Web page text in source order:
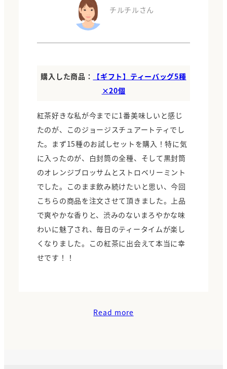
チルチルさん
購入した商品：
【ギフト】ティーバッグ5種
×20個
紅茶好きな私が今までに1番美味しいと感じ
たのが、このジョージスチュアートティでし
た。まず15種のお試しセットを購入！特に気
に入ったのが、白封筒の全種、そして黒封筒
のオレンジブロッサムとストロベリーミント
でした。このまま飲み続けたいと思い、今回
こちらの商品を注文させて頂きました。上品
で爽やかな香りと、渋みのないまろやかな味
わいに魅了され、毎日のティータイムが楽し
くなりました。この紅茶に出会えて本当に幸
せです！！
Read more